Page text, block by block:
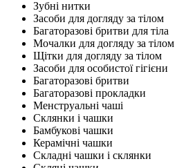
Зубні нитки
Засоби для догляду за тілом
Багаторазові бритви для тіла
Мочалки для догляду за тілом
Щітки для догляду за тілом
Засоби для особистої гігієни
Багаторазові бритви
Багаторазові прокладки
Менструальні чаші
Склянки і чашки
Бамбукові чашки
Керамічні чашки
Складні чашки і склянки